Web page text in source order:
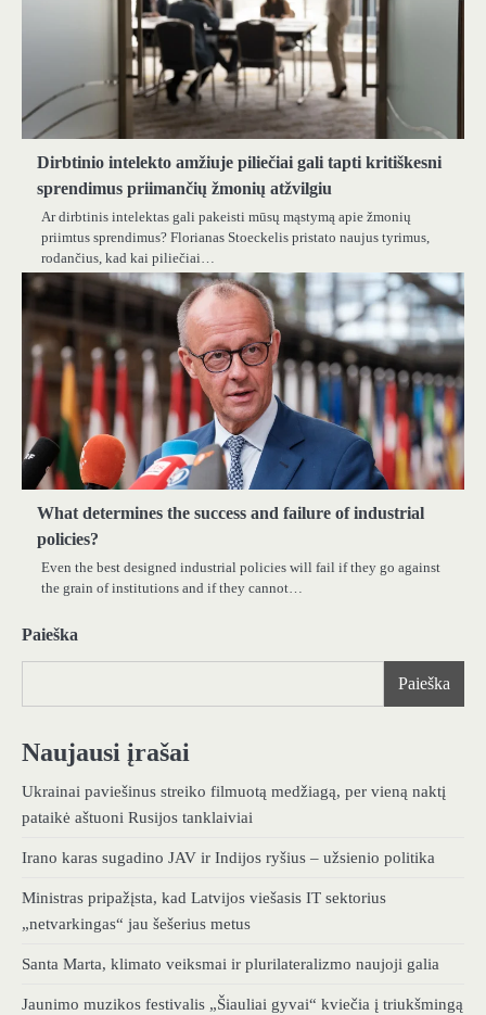
Dirbtinio intelekto amžiuje piliečiai gali tapti kritiškesni
sprendimus priimančių žmonių atžvilgiu
Ar dirbtinis intelektas gali pakeisti mūsų mąstymą apie žmonių
priimtus sprendimus? Florianas Stoeckelis pristato naujus tyrimus,
rodančius, kad kai piliečiai…
What determines the success and failure of industrial
policies?
Even the best designed industrial policies will fail if they go against
the grain of institutions and if they cannot…
Paieška
Paieška
Naujausi įrašai
Ukrainai paviešinus streiko filmuotą medžiagą, per vieną naktį
pataikė aštuoni Rusijos tanklaiviai
Irano karas sugadino JAV ir Indijos ryšius – užsienio politika
Ministras pripažįsta, kad Latvijos viešasis IT sektorius
„netvarkingas“ jau šešerius metus
Santa Marta, klimato veiksmai ir plurilateralizmo naujoji galia
Jaunimo muzikos festivalis „Šiauliai gyvai“ kviečia į triukšmingą